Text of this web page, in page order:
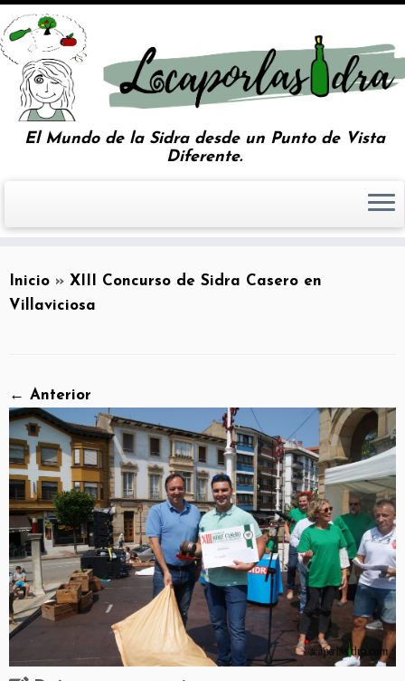
El Mundo de la Sidra desde un Punto de Vista
Diferente.
Inicio » XIII Concurso de Sidra Casero en
Villaviciosa
← Anterior